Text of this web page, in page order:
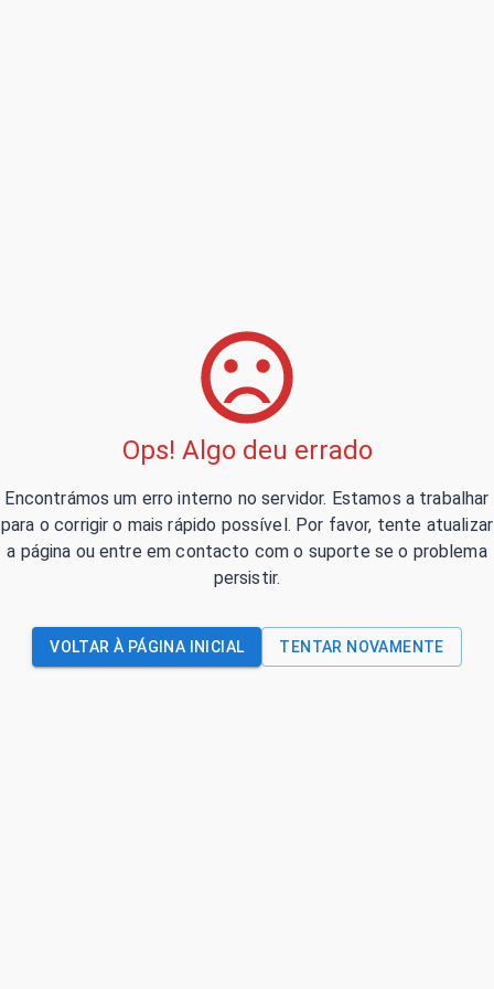
Ops! Algo deu errado
Encontrámos um erro interno no servidor. Estamos a trabalhar
para o corrigir o mais rápido possível. Por favor, tente atualizar
a página ou entre em contacto com o suporte se o problema
persistir.
VOLTAR À PÁGINA INICIAL TENTAR NOVAMENTE